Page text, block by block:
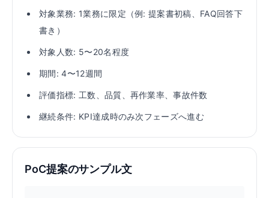
対象業務: 1業務に限定（例: 提案書初稿、FAQ回答下
書き）
対象人数: 5〜20名程度
期間: 4〜12週間
評価指標: 工数、品質、再作業率、事故件数
継続条件: KPI達成時のみ次フェーズへ進む
PoC提案のサンプル文